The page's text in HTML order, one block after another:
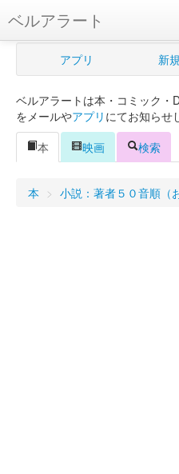
ベルアラート
ベルアラートとは
新規登録
ログイン
アプリ 新
ベルアラートは本・コミック・
をメールやアプリ にてお知らせ
本
映画 検索
本 > 小説：著者５０音順（